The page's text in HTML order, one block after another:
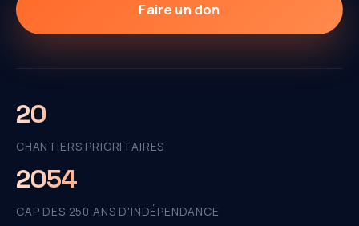
Faire un don
20
CHANTIERS PRIORITAIRES
2054
CAP DES 250 ANS D'INDÉPENDANCE